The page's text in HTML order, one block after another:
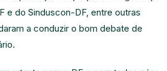
e do Sinduscon-DF, entre outras
a conduzir o bom debate de